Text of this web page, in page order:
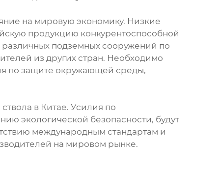
на мировую экономику. Низкие
продукцию конкурентоспособной
различных подземных сооружений по
из других стран. Необходимо
по защите окружающей среды,
в Китае. Усилия по
экологической безопасности, будут
международным стандартам и
на мировом рынке.